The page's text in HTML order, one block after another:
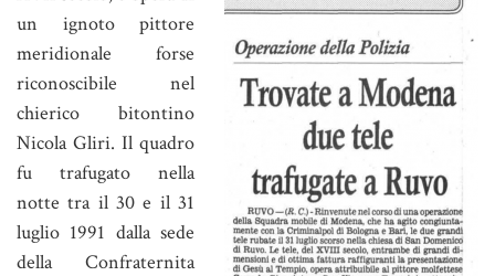
un ignoto pittore
meridionale forse
riconoscibile nel
chierico bitontino
Nicola Gliri. Il quadro
fu trafugato nella
notte tra il 30 e il 31
luglio 1991 dalla sede
della Confraternita